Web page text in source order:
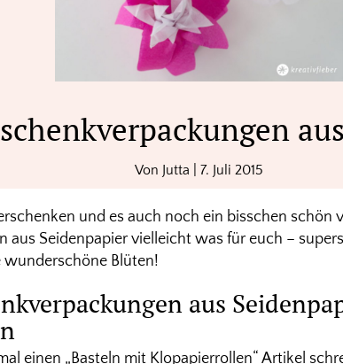
Von Jutta 7. Juli 2015
und es auch noch ein bisschen schön
aus Seidenpapier vielleicht was für euch –
wunderschöne Blüten!
aus
einen „Basteln mit Klopapierrollen“ Artikel